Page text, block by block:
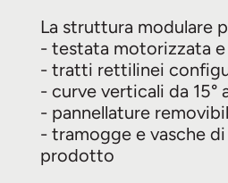
La struttura modulare
- testata motorizzata
- tratti rettilinei
- curve verticali da 15°
- pannellature
- tramogge e vasche
prodotto